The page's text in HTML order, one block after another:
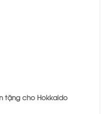
tặng cho Hokkaido